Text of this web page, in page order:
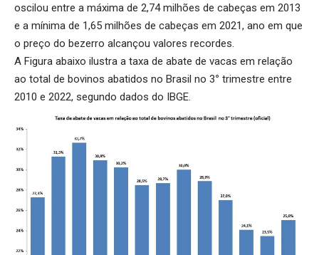
oscilou entre a máxima de 2,74 milhões de cabeças em 2013
e a mínima de 1,65 milhões de cabeças em 2021, ano em que
o preço do bezerro alcançou valores recordes.
A Figura abaixo ilustra a taxa de abate de vacas em relação
ao total de bovinos abatidos no Brasil no 3° trimestre entre
2010 e 2022, segundo dados do IBGE.